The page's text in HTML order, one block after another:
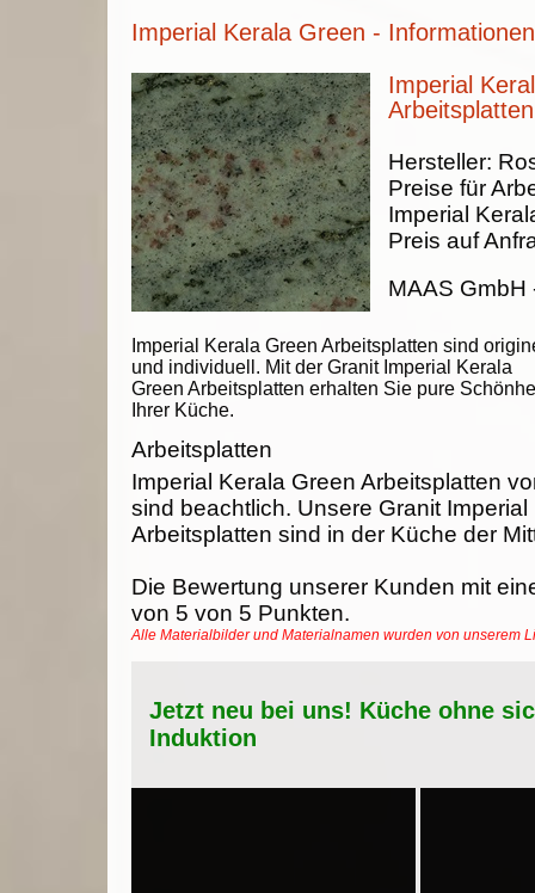
Imperial Kerala Green -
Imperial
Arbeitsplatten
Imperial Kerala Green Arbeitsplatten sind
und individuell. Mit der Granit Imperial Kerala
Green Arbeitsplatten erhalten Sie pure
Ihrer Küche.
Hersteller:
Preise für
Imperial
Preis auf
MAAS GmbH
Arbeitsplatten
Imperial Kerala Green Arbeitsplatten
sind beachtlich. Unsere Granit
Arbeitsplatten sind in der Küche der
Die Bewertung unserer Kunden mit
von 5 von 5 Punkten.
Alle Materialbilder und Materialnamen wurden von unserem
Jetzt neu bei uns! Küche ohne
Induktion